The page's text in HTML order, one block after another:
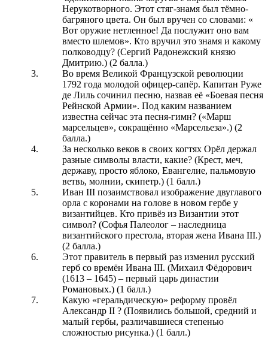
Нерукотворного. Этот стяг-знамя был тёмно-
багряного цвета. Он был вручен со словами: «
Вот оружие нетленное! Да послужит оно вам
вместо шлемов». Кто вручил это знамя и какому
полководцу? (Сергий Радонежский князю
Дмитрию.) (2 балла.)
Во время Великой Французской революции
1792 года молодой офицер-сапёр. Капитан Руже
де Лиль сочинил песню, назвав её «Боевая песня
Рейнской Армии». Под каким названием
известна сейчас эта песня-гимн? («Марш
марсельцев», сокращённо «Марсельеза».) (2
балла.)
За несколько веков в своих когтях Орёл держал
разные символы власти, какие? (Крест, меч,
державу, просто яблоко, Евангелие, пальмовую
ветвь, молнии, скипетр.) (1 балл.)
Иван III позаимствовал изображение двуглавого
орла с коронами на голове в новом гербе у
византийцев. Кто привёз из Византии этот
символ? (Софья Палеолог – наследница
византийского престола, вторая жена Ивана III.)
(2 балла.)
Этот правитель в первый раз изменил русский
герб со времён Ивана III. (Михаил Фёдорович
(1613 – 1645) – первый царь династии
Романовых.) (1 балл.)
Какую «геральдическую» реформу провёл
Александр II ? (Появились большой, средний и
малый гербы, различавшиеся степенью
сложностью рисунка.) (1 балл.)